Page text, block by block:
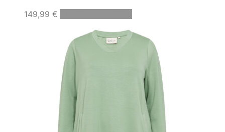
149,99 €
weist
mehrere
Varianten
Optionen
können
Produktseite
gewählt